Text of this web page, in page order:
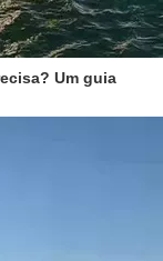
Um guia